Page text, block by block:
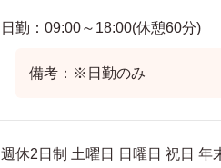
日勤：09:00～18:00(休憩60分)
備考：※日勤のみ
週休2日制 土曜日 日曜日 祝日 年